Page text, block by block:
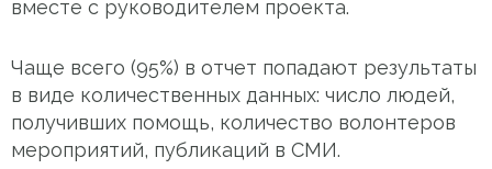
вместе с руководителем проекта.
Чаще всего (95%) в отчет попадают результаты
в виде количественных данных: число людей,
получивших помощь, количество волонтеров
мероприятий, публикаций в СМИ.